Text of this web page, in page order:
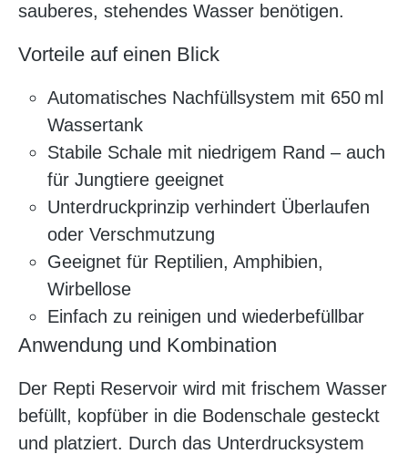
sauberes, stehendes Wasser benötigen.
Vorteile auf einen Blick
Automatisches Nachfüllsystem mit 650 ml
Wassertank
Stabile Schale mit niedrigem Rand – auch
für Jungtiere geeignet
Unterdruckprinzip verhindert Überlaufen
oder Verschmutzung
Geeignet für Reptilien, Amphibien,
Wirbellose
Einfach zu reinigen und wiederbefüllbar
Anwendung und Kombination
Der Repti Reservoir wird mit frischem Wasser
befüllt, kopfüber in die Bodenschale gesteckt
und platziert. Durch das Unterdrucksystem